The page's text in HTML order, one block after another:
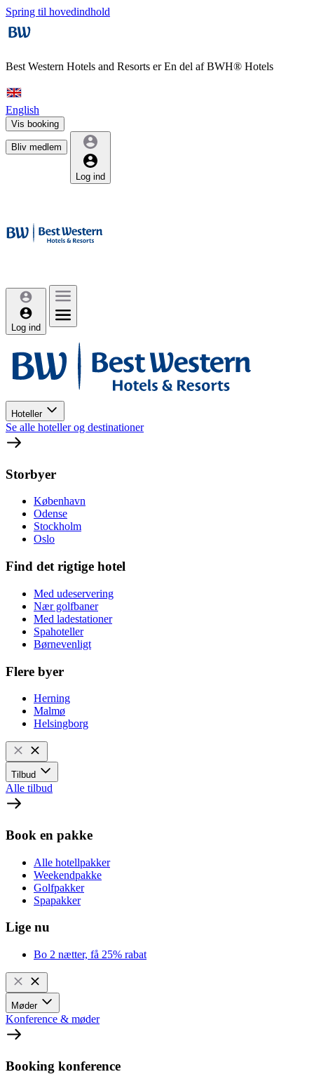
Spring til hovedindhold
Best Western Hotels and Resorts erEn del af BWH® Hotels
English
Vis booking
Bliv medlem
Log ind
Log ind
Hoteller
Se alle hoteller og destinationer
Storbyer
København
Odense
Stockholm
Oslo
Find det rigtige hotel
Med udeservering
Nær golfbaner
Med ladestationer
Spahoteller
Børnevenligt
Flere byer
Herning
Malmø
Helsingborg
Tilbud
Alle tilbud
Book en pakke
Alle hotellpakker
Weekendpakke
Golfpakker
Spapakker
Lige nu
Bo 2 nætter, få 25% rabat
Møder
Konference & møder
Booking konference